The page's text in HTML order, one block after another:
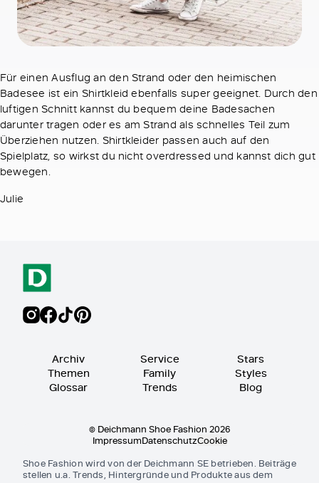
Für einen Ausflug an den Strand oder den heimischen
Badesee ist ein Shirtkleid ebenfalls super geeignet. Durch den
luftigen Schnitt kannst du bequem deine Badesachen
darunter tragen oder es am Strand als schnelles Teil zum
Überziehen nutzen. Shirtkleider passen auch auf den
Spielplatz, so wirkst du nicht overdressed und kannst dich gut
bewegen.
Julie
Archiv
Themen
Glossar
Service
Family
Trends
Stars
Styles
Blog
© Deichmann Shoe Fashion 2026
ImpressumDatenschutzCookie
Shoe Fashion wird von der Deichmann SE betrieben. Beiträge
stellen u.a. Trends, Hintergründe und Produkte aus dem